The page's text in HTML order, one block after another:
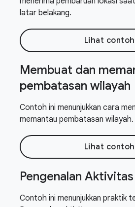
latar belakang.
Lihat contoh
Membuat dan
pembatasan wilayah
Contoh ini menunjukkan cara
memantau pembatasan wilayah.
Lihat contoh
Pengenalan
Contoh ini menunjukkan praktik